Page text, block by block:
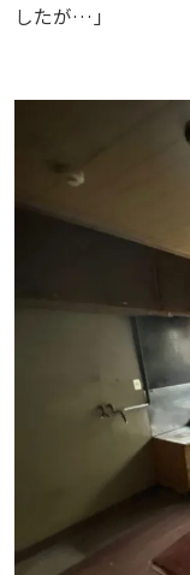
したが…」